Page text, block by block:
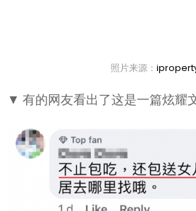
照片来源：
▼ 有的网友看出了这是一篇炫耀